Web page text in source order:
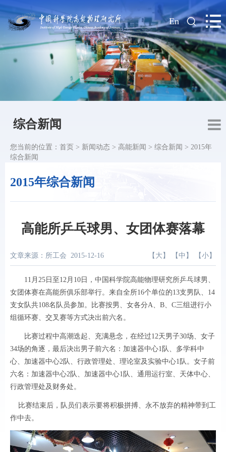
| En
综合新闻
2015年综合新闻
您当前的位置： 首页 > 新闻动态 > 高能新闻 > 综合新闻 > 2015年
综合新闻
高能所乒乓球男、女团体赛落幕
文章来源：所工会 2015-12-16 【 大 】 【 中 】 【 小 】
11 月 25 日至12月10日，中国科学院高能物理研究所乒乓球男、
女团体赛在高能所俱乐部举行。来自全所16个单位的13支男队、 14
支女队共108名队员参加。比赛按男、女各分A、 B、 C三组进行小
组循环赛、交叉赛等方式决出前六名。
比赛过程中高潮迭起、充满悬念，在经过12天男子30场、女子
34场的角逐，最后决出男子前六名：加速器中心1 队、多学科中
心、加速器中心2队、行政管理处、理论室及实验中心1 队。女子前
六名：加速器中心2队、加速器中心1 队、通用运行室、天体中心、
行政管理处及财务处。
比赛结束后，队员们表示要将积极拼搏、永不放弃的精神带到工
作中去。